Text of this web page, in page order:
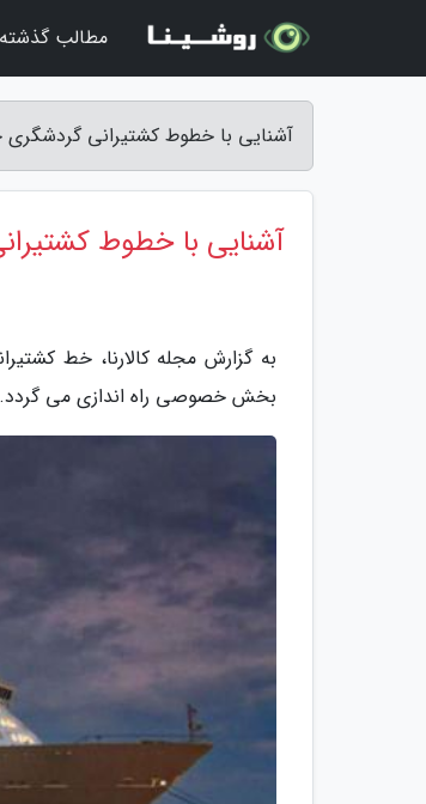
آشنایی با خطوط کشتیرانی گردشگری
آشنایی با خطوط
به گزارش مجله کالارنا، خط
بخش خصوصی راه اندازی می گردد.
مطالب گذشته